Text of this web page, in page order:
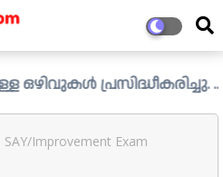
SAY/Improvement Exam